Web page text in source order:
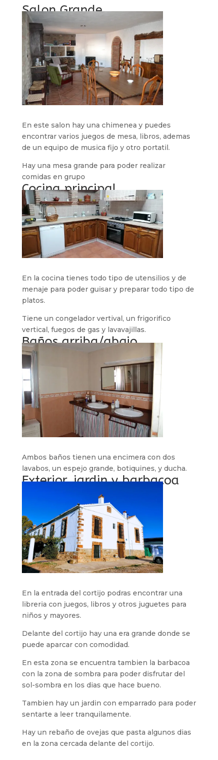
Salon Grande
En este salon hay una chimenea y puedes
encontrar varios juegos de mesa, libros, ademas
de un equipo de musica fijo y otro portatil.
Hay una mesa grande para poder realizar
comidas en grupo
Cocina principal
En la cocina tienes todo tipo de utensilios y de
menaje para poder guisar y preparar todo tipo de
platos.
Tiene un congelador vertival, un frigorifico
vertical, fuegos de gas y lavavajillas.
Baños arriba/abajo
Ambos baños tienen una encimera con dos
lavabos, un espejo grande, botiquines, y ducha.
Exterior, jardin y barbacoa
En la entrada del cortijo podras encontrar una
libreria con juegos, libros y otros juguetes para
niños y mayores.
Delante del cortijo hay una era grande donde se
puede aparcar con comodidad.
En esta zona se encuentra tambien la barbacoa
con la zona de sombra para poder disfrutar del
sol-sombra en los dias que hace bueno.
Tambien hay un jardin con emparrado para poder
sentarte a leer tranquilamente.
Hay un rebaño de ovejas que pasta algunos dias
en la zona cercada delante del cortijo.